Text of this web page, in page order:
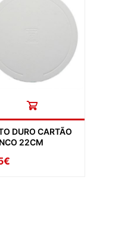
DURO CARTÃO
22CM